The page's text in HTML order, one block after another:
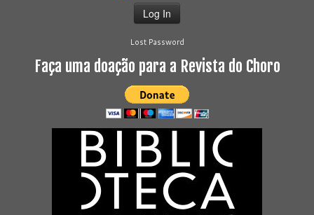
Lost Password
Faça uma doação para a Revista do Choro